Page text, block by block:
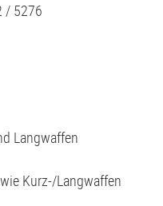
/ 5276
Langwaffen
Kurz-/Langwaffen